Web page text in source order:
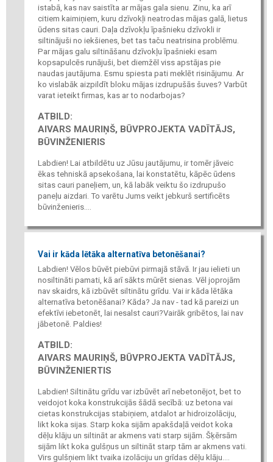
istabā, kas nav saistīta ar mājas gala sienu. Zinu, ka arī
citiem kaimiņiem, kuru dzīvokļi neatrodas mājas galā, lietus
ūdens sitas cauri. Daļa dzīvokļu īpašnieku dzīvokli ir
siltinājuši no iekšienes, bet tas taču neatrisina problēmu.
Par mājas galu siltināšanu dzīvokļu īpašnieki esam
kopsapulcēs runājuši, bet diemžēl viss apstājas pie
naudas jautājuma. Esmu spiesta pati meklēt risinājumu. Ar
ko vislabāk aizpildīt bloku mājas izdrupušās šuves? Varbūt
varat ieteikt firmas, kas ar to nodarbojas?
ATBILD:
AIVARS MAURIŅŠ, BŪVPROJEKTA VADĪTĀJS,
BŪVINŽENIERIS
Labdien! Lai atbildētu uz Jūsu jautājumu, ir tomēr jāveic
ēkas tehniskā apsekošana, lai konstatētu, kāpēc ūdens
sitas cauri paneļiem, un, kā labāk veiktu šo izdrupušo
paneļu aizdari. To varētu Jums veikt jebkurš sertificēts
būvinženieris....
Vai ir kāda lētāka alternatīva betonēšanai?
Labdien! Vēlos būvēt piebūvi pirmajā stāvā. Ir jau ielieti un
nosiltināti pamati, kā arī sākts mūrēt sienas. Vēl joprojām
nav skaidrs, kā izbūvēt siltinātu grīdu. Vai ir kāda lētāka
alternatīva betonēšanai? Kāda? Ja nav - tad kā pareizi un
efektīvi iebetonēt, lai nesalst cauri?Vairāk gribētos, lai nav
jābetonē. Paldies!
ATBILD:
AIVARS MAURIŅŠ, BŪVPROJEKTA VADĪTĀJS,
BŪVINŽENIERTIS
Labdien! Siltinātu grīdu var izbūvēt arī nebetonējot, bet to
veidojot koka konstrukcijās šādā secībā: uz betona vai
cietas konstrukcijas stabiņiem, atdalot ar hidroizolāciju,
likt koka sijas. Starp koka sijām apakšdaļā veidot koka
dēļu klāju un siltināt ar akmens vati starp sijām. Šķērsām
sijām likt koka gulšņus un siltināt starp tām ar akmens vati.
Virs gulšņiem likt tvaika izolāciju un grīdas dēļu klāju....